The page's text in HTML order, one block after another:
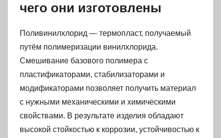
чего они изготовлены
Поливинилхлорид — термопласт, получаемый
путём полимеризации винилхлорида.
Смешивание базового полимера с
пластификаторами, стабилизаторами и
модификаторами позволяет получить материал
с нужными механическими и химическими
свойствами. В результате изделия обладают
высокой стойкостью к коррозии, устойчивостью к